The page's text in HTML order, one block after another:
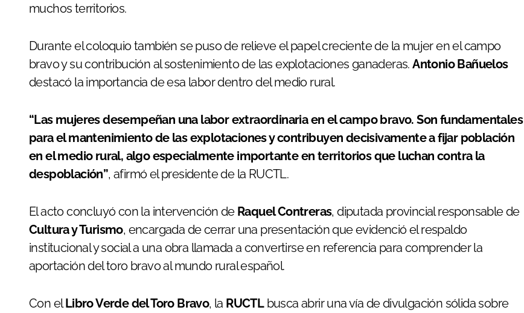
muchos territorios.
Durante el coloquio también se puso de relieve el papel creciente de la mujer en el campo
bravo y su contribución al sostenimiento de las explotaciones ganaderas.Antonio Bañuelos
destacó la importancia de esa labor dentro del medio rural.
“Las mujeres desempeñan una labor extraordinaria en el campo bravo. Son fundamentales
para el mantenimiento de las explotaciones y contribuyen decisivamente a fijar población
en el medio rural, algo especialmente importante en territorios que luchan contra la
despoblación”, afirmó el presidente de la RUCTL.
El acto concluyó con la intervención de Raquel Contreras, diputada provincial responsable de
Cultura y Turismo, encargada de cerrar una presentación que evidenció el respaldo
institucional y social a una obra llamada a convertirse en referencia para comprender la
aportación del toro bravo al mundo rural español.
Con elLibro Verde del Toro Bravo, la RUCTLbusca abrir una vía de divulgación sólida sobre